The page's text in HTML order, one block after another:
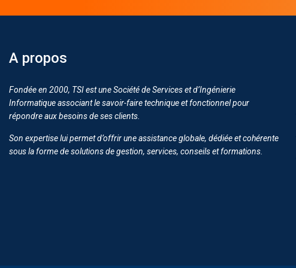
A propos
Fondée en 2000, TSI est une Société de Services et d’Ingénierie
Informatique associant le savoir-faire technique et fonctionnel pour
répondre aux besoins de ses clients.
Son expertise lui permet d’offrir une assistance globale, dédiée et cohérente
sous la forme de solutions de gestion, services, conseils et formations.